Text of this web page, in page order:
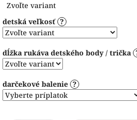
cena:
Zvoľte variant
detská veľkosť ?
dĺžka rukáva detského body / trička
darčekové balenie ?